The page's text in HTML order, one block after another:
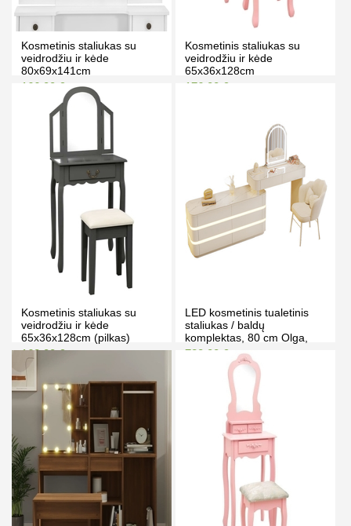
Kosmetinis staliukas su
veidrodžiu ir kėde
80x69x141cm
166.00 €
Kaina prisijungus
177.00 €
Kosmetinis staliukas su
veidrodžiu ir kėde
65x36x128cm
176.00 €
PIRKTI
Kosmetinis staliukas su
veidrodžiu ir kėde
65x36x128cm (pilkas)
162.00 € 172.00 €
PIRKTI
LED kosmetinis tualetinis
staliukas / baldų
komplektas, 80 cm Olga,
baltas
720.00 €
Kaina prisijungus
750.00 €
PIRKTI